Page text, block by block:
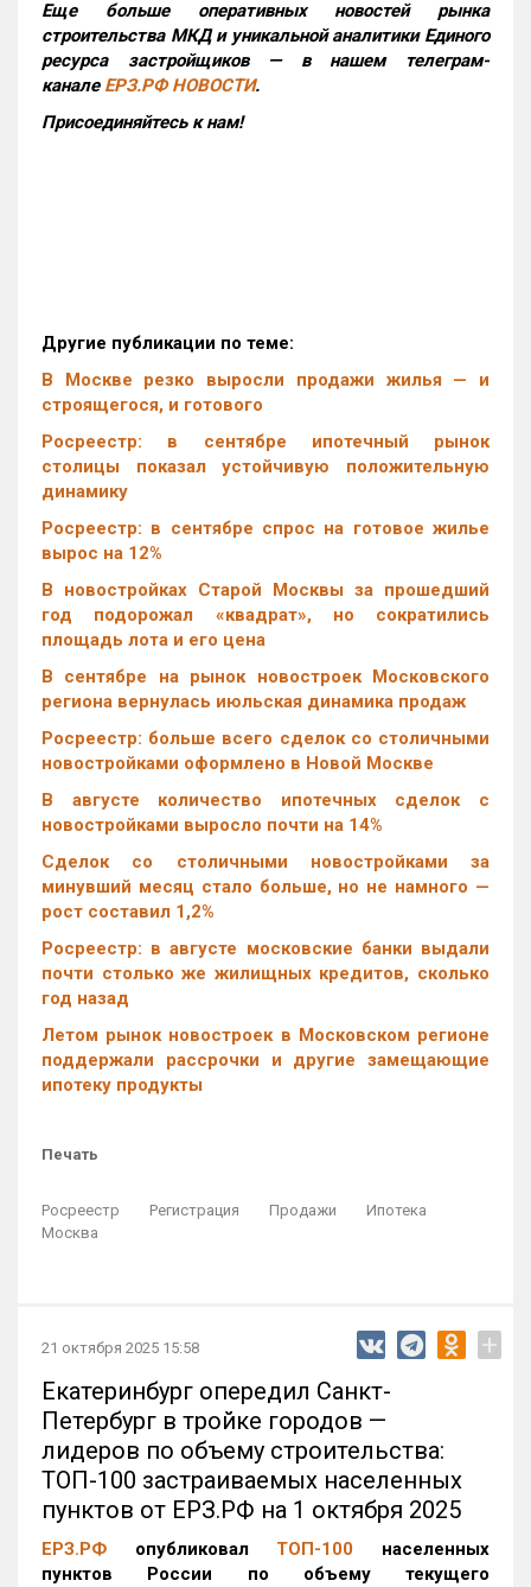
Еще больше оперативных новостей рынка
строительства МКД и уникальной аналитики Единого
ресурса застройщиков — в нашем телеграм-
канале ЕРЗ.РФ НОВОСТИ.
Присоединяйтесь к нам!
Другие публикации по теме:
В Москве резко выросли продажи жилья — и
строящегося, и готового
Росреестр: в сентябре ипотечный рынок
столицы показал устойчивую положительную
динамику
Росреестр: в сентябре спрос на готовое жилье
вырос на 12%
В новостройках Старой Москвы за прошедший
год подорожал «квадрат», но сократились
площадь лота и его цена
В сентябре на рынок новостроек Московского
региона вернулась июльская динамика продаж
Росреестр: больше всего сделок со столичными
новостройками оформлено в Новой Москве
В августе количество ипотечных сделок с
новостройками выросло почти на 14%
Cделок со столичными новостройками за
минувший месяц стало больше, но не намного —
рост составил 1,2%
Росреестр: в августе московские банки выдали
почти столько же жилищных кредитов, сколько
год назад
Летом рынок новостроек в Московском регионе
поддержали рассрочки и другие замещающие
ипотеку продукты
Печать
Росреестр Регистрация Продажи
Ипотека
Москва
21 октября 2025 15:58 +
Екатеринбург опередил Санкт-
Петербург в тройке городов —
лидеров по объему строительства:
ТОП-100 застраиваемых населенных
пунктов от ЕРЗ.РФ на 1 октября 2025
ЕРЗ.РФ опубликовал ТОП-100 населенных
пунктов России по объему текущего